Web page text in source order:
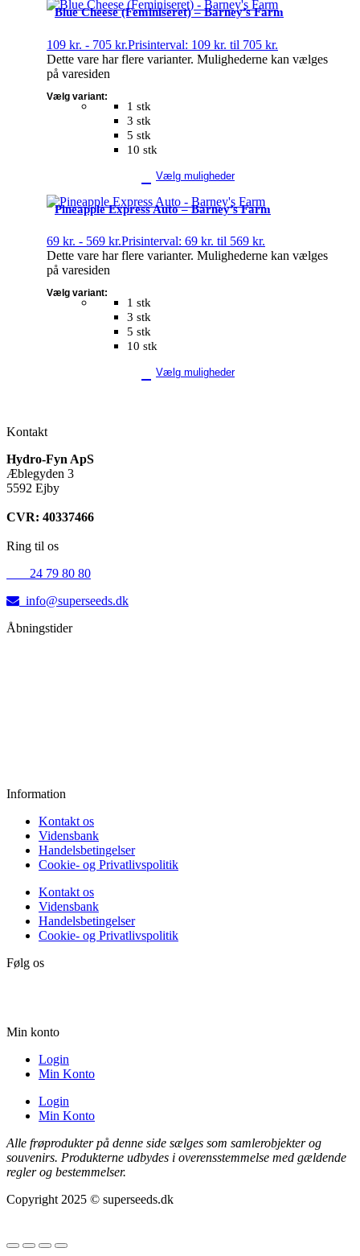
Blue Cheese (Feminiseret) – Barney’s Farm
109 kr. - 705 kr.Prisinterval: 109 kr. til 705 kr.
1 stk
3 stk
5 stk
10 stk
Vælg variant:
Vælg muligheder
Dette vare har flere varianter. Mulighederne kan vælges
på varesiden
Pineapple Express Auto – Barney’s Farm
69 kr. - 569 kr.Prisinterval: 69 kr. til 569 kr.
1 stk
3 stk
5 stk
10 stk
Vælg variant:
Vælg muligheder
Dette vare har flere varianter. Mulighederne kan vælges
på varesiden
Kontakt
Hydro-Fyn ApS
Æblegyden 3
5592 Ejby
CVR: 40337466
Ring til os
24 79 80 80
info@superseeds.dk
Åbningstider
Information
Kontakt os
Vidensbank
Handelsbetingelser
Cookie- og Privatlivspolitik
Kontakt os
Vidensbank
Handelsbetingelser
Cookie- og Privatlivspolitik
Følg os
Min konto
Login
Min Konto
Login
Min Konto
Alle frøprodukter på denne side sælges som samlerobjekter og
souvenirs. Produkterne udbydes i overensstemmelse med gældende
regler og bestemmelser.
Copyright 2025 © superseeds.dk